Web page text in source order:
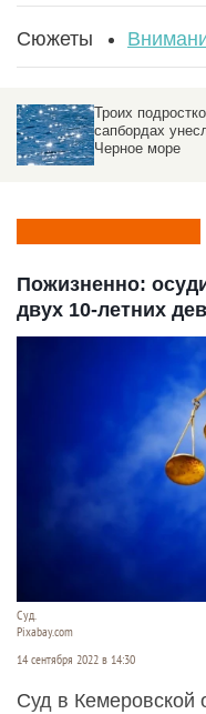
Сюжеты
Троих
сапбордах
Черное море
Пожизненно:
двух 10-летних
Суд.
Pixabay.com
14 сентября 2022 в 14:30
Суд в Кемеровской